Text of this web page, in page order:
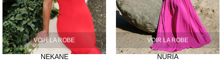
VOIR LA ROBE
NEKANE
VOIR LA ROBE
NURIA